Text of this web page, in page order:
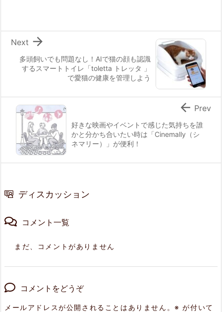
多頭飼いでも問題なし！AIで猫の顔も認識
するスマートトイレ「toletta トレッタ 」
で愛猫の健康を管理しよう

Next
好きな映画やイベントで感じた気持ちを誰
かと分かち合いたい時は「Cinemally（シ
ネマリー）」が便利！
 Prev
ディスカッション
コメント一覧
まだ、コメントがありません
コメントをどうぞ
メールアドレスが公開されることはありません。※ が付いて